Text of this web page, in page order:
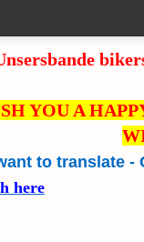
YOU A
to translate -
here